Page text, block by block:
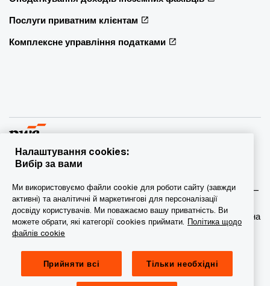
Послуги приватним клієнтам
Комплексне управління податками
учасник/фірми-учасниці мережі PwC, а в деяких випадках –
міжнародна мережа PwC. Кожна фірма мережі є
самостійною юридичною особою. Докладніша інформація на
веб-сторінці www.pwc.com/structure.
Конфіденційність
Сookie-файли
Налаштування cookies:
Вибір за вами
Ми використовуємо файли cookie для роботи сайту (завжди
активні) та аналітичні й маркетингові для персоналізації
досвіду користувачів. Ми поважаємо вашу приватність. Ви
можете обрати, які категорії cookies приймати. Політика щодо
файлів cookie
Прийняти всі Тільки необхідні